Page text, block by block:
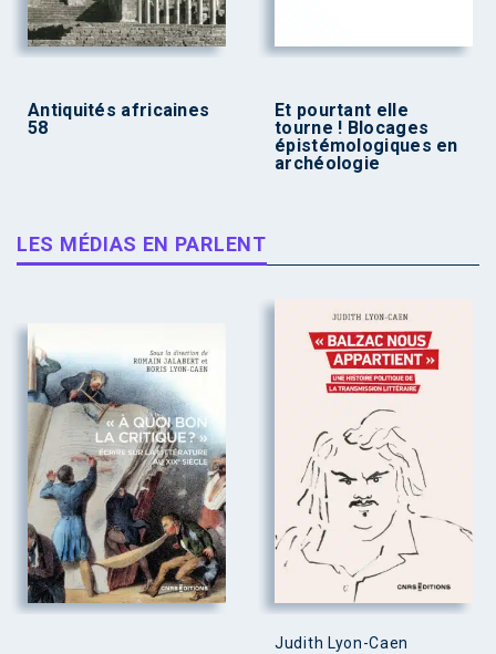
Antiquités africaines
58
Et pourtant elle
tourne ! Blocages
épistémologiques en
archéologie
LES MÉDIAS EN PARLENT
Judith Lyon-Caen